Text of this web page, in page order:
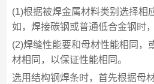
(1)根据被焊金属材料类别选择相
如，焊接碳钢或普通低合金钢时
(2)焊缝性能要和母材性能相同，
材相同，以保证性能相同。
选用结构钢焊条时，首先根据母